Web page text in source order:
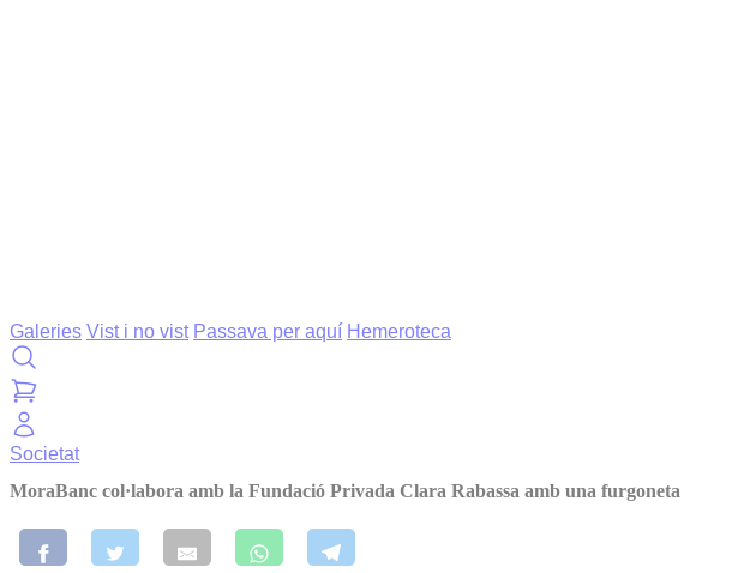
Galeries Vist i no vist Passava per aquí Hemeroteca
Societat
MoraBanc col·labora amb la Fundació Privada Clara Rabassa amb una furgoneta